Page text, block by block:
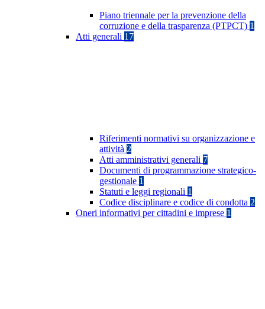
Piano triennale per la prevenzione della
corruzione e della trasparenza (PTPCT) 1
Atti generali 17
Riferimenti normativi su organizzazione e
attività 2
Atti amministrativi generali 7
Documenti di programmazione strategico-
gestionale 1
Statuti e leggi regionali 1
Codice disciplinare e codice di condotta 2
Oneri informativi per cittadini e imprese 1